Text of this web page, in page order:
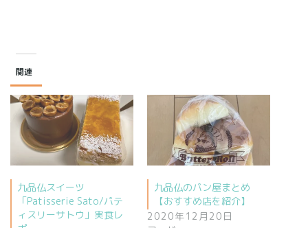
関連
九品仏スイーツ
「Patisserie Sato/パテ
ィスリーサトウ」実食レ
九品仏のパン屋まとめ
【おすすめ店を紹介】
2020年12月20日